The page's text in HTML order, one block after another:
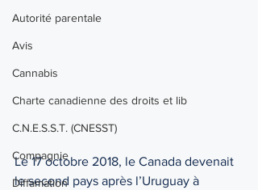
Autorité parentale
Avis
Cannabis
Charte canadienne des droits et lib
C.N.E.S.S.T. (CNESST)
Compagnie
Diffamation
Le 17 octobre 2018, le Canada devenait
le second pays après l’Uruguay à